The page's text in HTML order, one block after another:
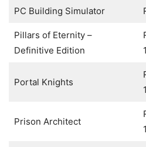
PC Building Simulator
Pillars of Eternity –
Definitive Edition
Portal Knights
Prison Architect